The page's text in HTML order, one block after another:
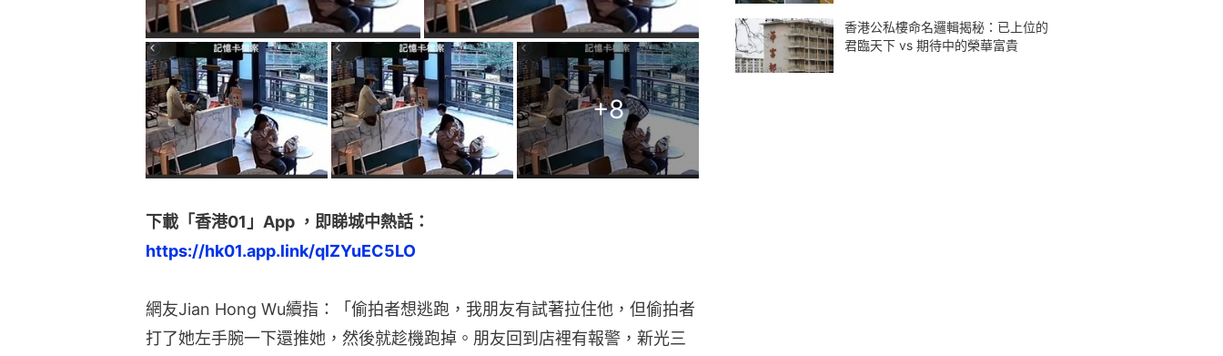
+8
下載「香港01」App ，即睇城中熱話：
https://hk01.app.link/qIZYuEC5LO
網友Jian Hong Wu續指：「偷拍者想逃跑，我朋友有試著拉住他，但偷拍者
打了她左手腕一下還推她，然後就趁機跑掉。朋友回到店裡有報警，新光三
香港公私樓命名邏輯揭秘：已上位的
君臨天下 vs 期待中的榮華富貴